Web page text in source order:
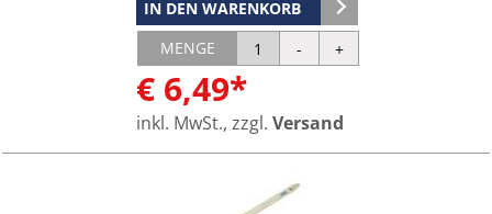
IN DEN WARENKORB
MENGE
€ 6,49*
inkl. MwSt., zzgl. Versand